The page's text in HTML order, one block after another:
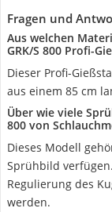
Fragen und
Aus welchen
GRK/S 800 Profi-
Dieser Profi-
aus einem 85 cm
Über wie viele
800 von
Dieses Modell
Sprühbild
Regulierung des
werden.